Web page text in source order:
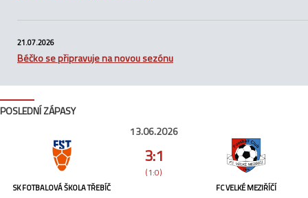
21.07.2026
Béčko se připravuje na novou sezónu
POSLEDNÍ ZÁPASY
SK FOTBALOVÁ ŠKOLA TŘEBÍČ
13.06.2026
3:1
(1:0)
FC VELKÉ MEZIŘÍČÍ